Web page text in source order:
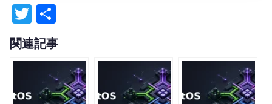
T
w
it
te
r
有
関連記事